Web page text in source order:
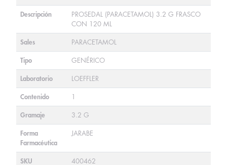
Descripción
PROSEDAL (PARACETAMOL) 3.2 G FRASCO
CON 120 ML
Sales PARACETAMOL
Tipo GENÉRICO
Laboratorio LOEFFLER
Contenido 1
Gramaje 3.2 G
Forma
Farmacéutica
JARABE
SKU 400462